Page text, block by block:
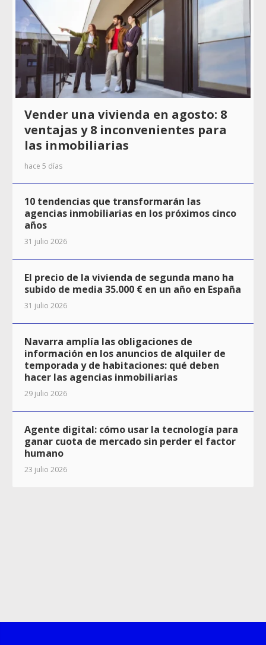
Vender una vivienda en agosto: 8
ventajas y 8 inconvenientes para
las inmobiliarias
hace 5 días
10 tendencias que transformarán las
agencias inmobiliarias en los próximos cinco
años
31 julio 2026
El precio de la vivienda de segunda mano ha
subido de media 35.000 € en un año en España
31 julio 2026
Navarra amplía las obligaciones de
información en los anuncios de alquiler de
temporada y de habitaciones: qué deben
hacer las agencias inmobiliarias
29 julio 2026
Agente digital: cómo usar la tecnología para
ganar cuota de mercado sin perder el factor
humano
23 julio 2026